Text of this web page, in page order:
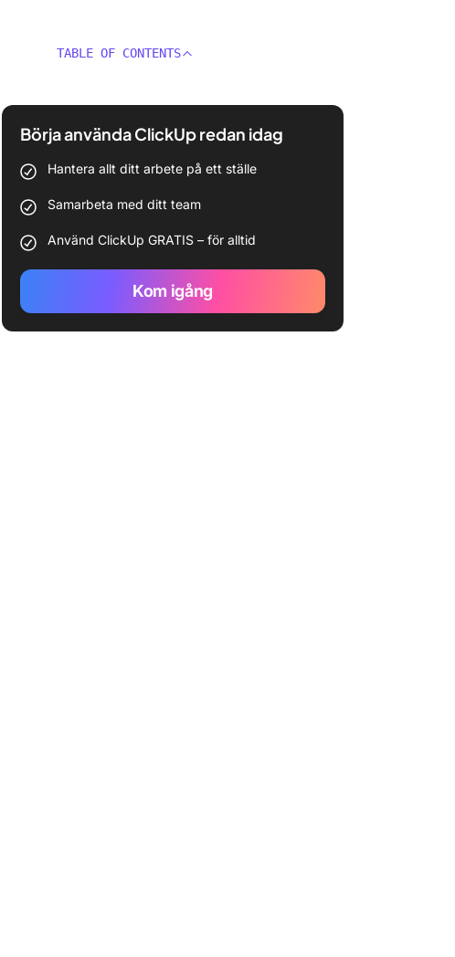
TABLE OF CONTENTS
Börja använda ClickUp redan idag
Hantera allt ditt arbete på ett ställe
Samarbeta med ditt team
Använd ClickUp GRATIS – för alltid
Kom igång